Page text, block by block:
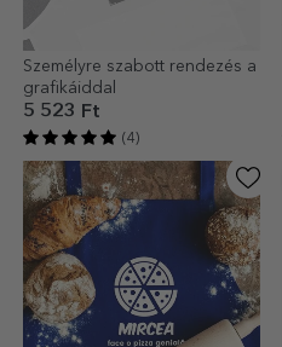
Személyre szabott rendezés a
grafikáiddal
5 523 Ft
(4)